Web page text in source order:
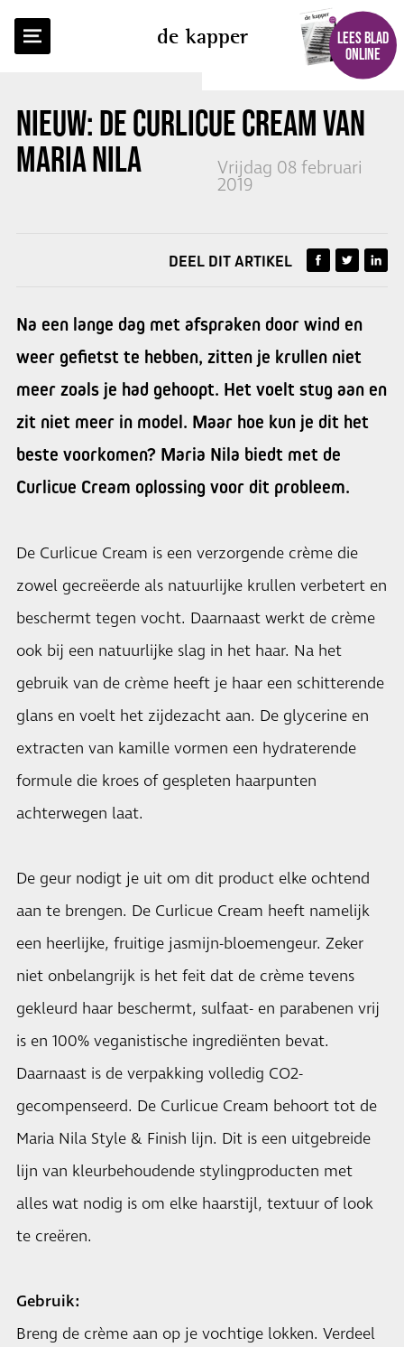
de kapper
LEES BLAD
ONLINE
NIEUW: DE CURLICUE CREAM VAN
MARIA NILA
Vrijdag 08 februari
2019
TERUG NAAR OVERZICHT
DEEL DIT ARTIKEL
Na een lange dag met afspraken door wind en
weer gefietst te hebben, zitten je krullen niet
meer zoals je had gehoopt. Het voelt stug aan en
zit niet meer in model. Maar hoe kun je dit het
beste voorkomen? Maria Nila biedt met de
Curlicue Cream oplossing voor dit probleem.
De Curlicue Cream is een verzorgende crème die
zowel gecreëerde als natuurlijke krullen verbetert en
beschermt tegen vocht. Daarnaast werkt de crème
ook bij een natuurlijke slag in het haar. Na het
gebruik van de crème heeft je haar een schitterende
glans en voelt het zijdezacht aan. De glycerine en
extracten van kamille vormen een hydraterende
formule die kroes of gespleten haarpunten
achterwegen laat.
De geur nodigt je uit om dit product elke ochtend
aan te brengen. De Curlicue Cream heeft namelijk
een heerlijke, fruitige jasmijn-bloemengeur. Zeker
niet onbelangrijk is het feit dat de crème tevens
gekleurd haar beschermt, sulfaat- en parabenen vrij
is en 100% veganistische ingrediënten bevat.
Daarnaast is de verpakking volledig CO2-
gecompenseerd. De Curlicue Cream behoort tot de
Maria Nila Style & Finish lijn. Dit is een uitgebreide
lijn van kleurbehoudende stylingproducten met
alles wat nodig is om elke haarstijl, textuur of look
te creëren.
Gebruik:
Breng de crème aan op je vochtige lokken. Verdeel